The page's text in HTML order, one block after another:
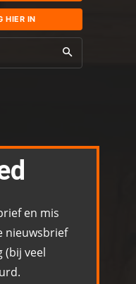
HIER IN
en mis
nieuwsbrief
(bij veel